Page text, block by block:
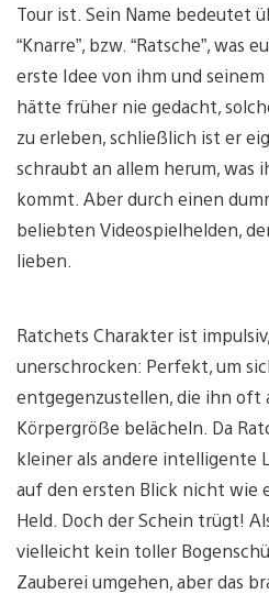
Tour ist. Sein Name bedeutet
“Knarre”, bzw. “Ratsche”, was
erste Idee von ihm und
hätte früher nie gedacht,
zu erleben, schließlich ist er
schraubt an allem herum, was
kommt. Aber durch einen
beliebten Videospielhelden,
lieben.
Ratchets Charakter ist
unerschrocken: Perfekt, um
entgegenzustellen, die ihn oft
Körpergröße belächeln. Da
kleiner als andere intelligente
auf den ersten Blick nicht wie
Held. Doch der Schein trügt!
vielleicht kein toller
Zauberei umgehen, aber das